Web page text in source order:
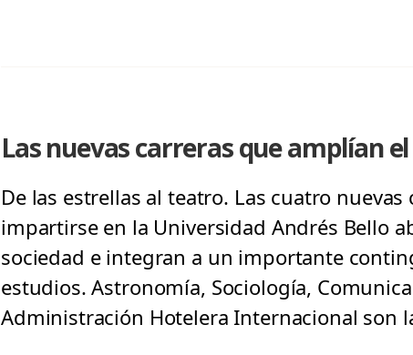
Las nuevas carreras que amplían
De las estrellas al teatro. Las cuatro
impartirse en la Universidad Andrés Bello
sociedad e integran a un importante
estudios. Astronomía, Sociología,
Administración Hotelera Internacional son